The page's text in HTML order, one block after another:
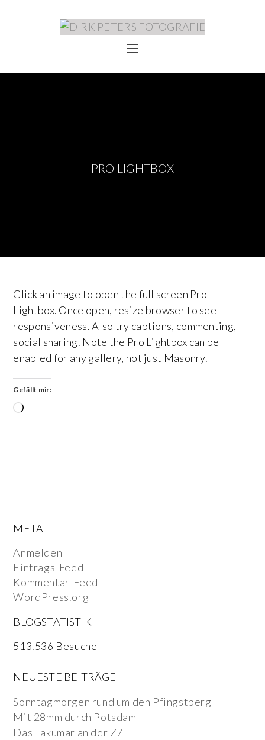
PRO LIGHTBOX
Click an image to open the full screen Pro
Lightbox. Once open, resize browser to see
responsiveness. Also try captions, commenting,
social sharing. Note the Pro Lightbox can be
enabled for any gallery, not just Masonry.
Gefällt mir:
Wird
META
Anmelden
Eintrags-Feed
Kommentar-Feed
WordPress.org
BLOGSTATISTIK
513.536 Besuche
NEUESTE BEITRÄGE
Sonntagmorgen rund um den Pfingstberg
Mit 28mm durch Potsdam
Das Takumar an der Z7